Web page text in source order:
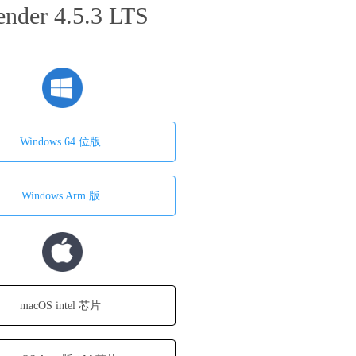
4.5.3 LTS
Windows 64 位版
Windows Arm 版
macOS intel 芯片